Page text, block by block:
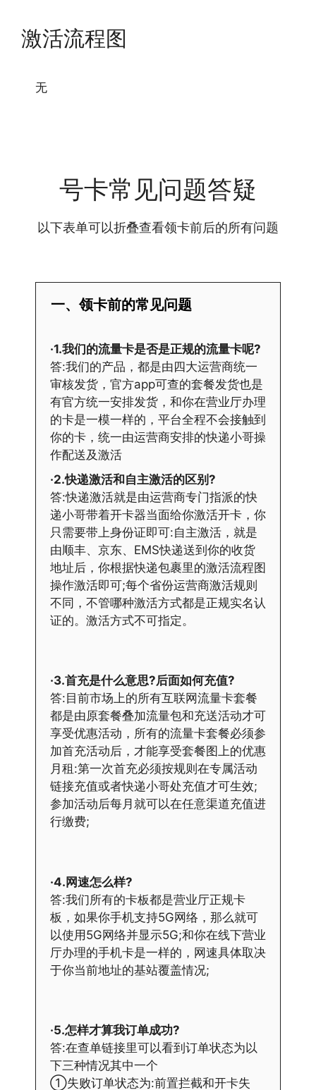
激活流程图
无
号卡常见问题答疑
以下表单可以折叠查看领卡前后的所有问题
一、领卡前的常见问题
·1.我们的流量卡是否是正规的流量卡呢?
答:我们的产品，都是由四大运营商统一
审核发货，官方app可查的套餐发货也是
有官方统一安排发货，和你在营业厅办理
的卡是一模一样的，平台全程不会接触到
你的卡，统一由运营商安排的快递小哥操
作配送及激活
·2.快递激活和自主激活的区别?
答:快递激活就是由运营商专门指派的快
递小哥带着开卡器当面给你激活开卡，你
只需要带上身份证即可:自主激活，就是
由顺丰、京东、EMS快递送到你的收货
地址后，你根据快递包裹里的激活流程图
操作激活即可;每个省份运营商激活规则
不同，不管哪种激活方式都是正规实名认
证的。激活方式不可指定。
·3.首充是什么意思?后面如何充值?
答:目前市场上的所有互联网流量卡套餐
都是由原套餐叠加流量包和充送活动才可
享受优惠活动，所有的流量卡套餐必须参
加首充活动后，才能享受套餐图上的优惠
月租:第一次首充必须按规则在专属活动
链接充值或者快递小哥处充值才可生效;
参加活动后每月就可以在任意渠道充值进
行缴费;
·4.网速怎么样?
答:我们所有的卡板都是营业厅正规卡
板，如果你手机支持5G网络，那么就可
以使用5G网络并显示5G;和你在线下营业
厅办理的手机卡是一样的，网速具体取决
于你当前地址的基站覆盖情况;
·5.怎样才算我订单成功?
答:在查单链接里可以看到订单状态为以
下三种情况其中一个
①失败订单状态为:前置拦截和开卡失